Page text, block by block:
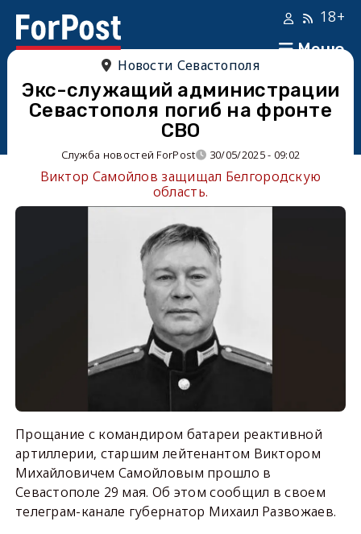
Меню
18+
Новости Севастополя
Экс-служащий администрации
Севастополя погиб на фронте
СВО
Служба новостей ForPost 30/05/2025 - 09:02
Виктор Самойлов защищал Белгородскую
область.
Прощание с командиром батареи реактивной
артиллерии, старшим лейтенантом Виктором
Михайловичем Самойловым прошло в
Севастополе 29 мая. Об этом сообщил в своем
телеграм-канале губернатор Михаил Развожаев.